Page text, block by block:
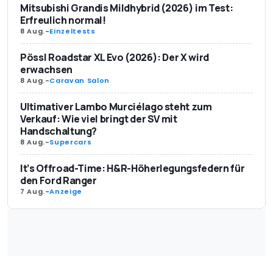
Mitsubishi Grandis Mildhybrid (2026) im Test:
Erfreulich normal!
8 Aug.-Einzeltests
Pössl Roadstar XL Evo (2026): Der X wird
erwachsen
8 Aug.-Caravan Salon
Ultimativer Lambo Murciélago steht zum
Verkauf: Wie viel bringt der SV mit
Handschaltung?
8 Aug.-Supercars
It’s Offroad-Time: H&R-Höherlegungsfedern für
den Ford Ranger
7 Aug.-Anzeige